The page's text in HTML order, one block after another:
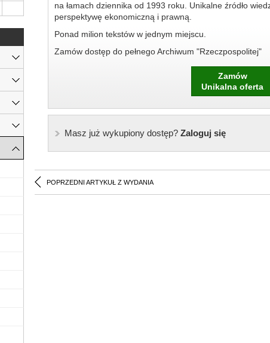
na łamach dziennika od 1993 roku. Unikalne źródło
perspektywę ekonomiczną i prawną.
Ponad milion tekstów w jednym miejscu.
Zamów dostęp do pełnego Archiwum "Rzeczpospolitej"
Zamów
Unikalna oferta
Masz już wykupiony dostęp?Zaloguj się
POPRZEDNI ARTYKUŁ Z WYDANIA